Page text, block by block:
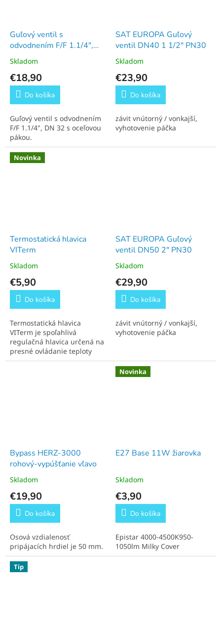
Guľový ventil s
odvodnením F/F 1.1/4",
DN 32
Skladom
€18,90
Do košíka
Guľový ventil s odvodnením
F/F 1.1/4", DN 32 s oceľovou
pákou.
SAT EUROPA Guľový
ventil DN40 1 1/2" PN30
Skladom
€23,90
Do košíka
závit vnútorný / vonkajší,
vyhotovenie páčka
Novinka
Termostatická hlavica
VITerm
Skladom
€5,90
Do košíka
Termostatická hlavica
VITerm je spoľahlivá
regulačná hlavica určená na
presné ovládanie teploty
vykurovacích telies. Vďaka
SAT EUROPA Guľový
ventil DN50 2" PN30
Skladom
€29,90
Do košíka
závit vnútorný / vonkajší,
vyhotovenie páčka
Bypass HERZ-3000
rohový-vypúšťanie vľavo
Skladom
€19,90
Do košíka
Osová vzdialenosť
pripájacích hrdiel je 50 mm.
Novinka
E27 Base 11W žiarovka
Skladom
€3,90
Do košíka
Epistar 4000-4500K950-
1050lm Milky Cover
Tip